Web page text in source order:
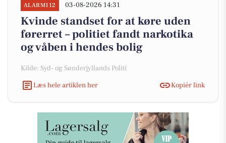
ALARM112 03-08-2026 14:31
Kvinde standset for at køre uden
førerret – politiet fandt narkotika
og våben i hendes bolig
Kilde: Syd- og Sønderjyllands Politi
Læs hele artiklen her
Kopiér link